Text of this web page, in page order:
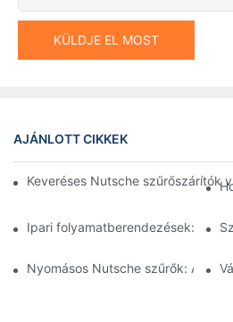
KÜLDJE EL MOST
AJÁNLOTT CIKKEK
Keveréses Nutsche szűrőszárítók
Ipari folyamatberendezések: Az
Nyomásos Nutsche szűrők: